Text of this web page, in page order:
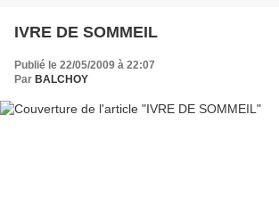
IVRE DE SOMMEIL
Publié le 22/05/2009 à 22:07
Par BALCHOY